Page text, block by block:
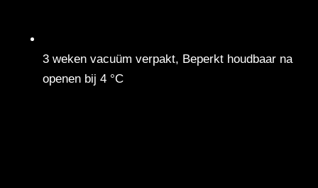
3 weken vacuüm verpakt, Beperkt houdbaar na
openen bij 4 °C